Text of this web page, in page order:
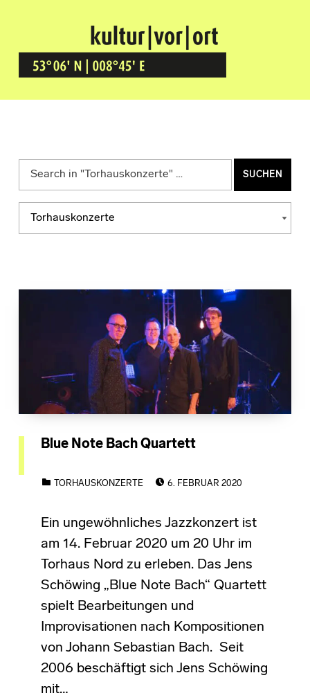
Kultur Vor Ort
BREMEN GRÖPELINGEN
Suchen nach:
KATEGORIEN
Kategorien
Blue Note Bach Quartett
TORHAUSKONZERTE
6. FEBRUAR 2020
Ein ungewöhnliches Jazzkonzert ist
am 14. Februar 2020 um 20 Uhr im
Torhaus Nord zu erleben. Das Jens
Schöwing „Blue Note Bach“ Quartett
spielt Bearbeitungen und
Improvisationen nach Kompositionen
von Johann Sebastian Bach. Seit
2006 beschäftigt sich Jens Schöwing
mit…